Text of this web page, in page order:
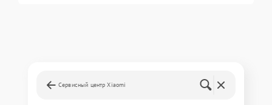
Сервисный центр Xiaomi